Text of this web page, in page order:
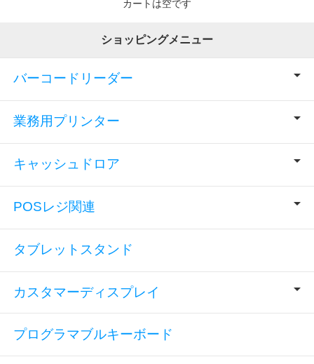
カートは空です
ショッピングメニュー
バーコードリーダー
業務用プリンター
キャッシュドロア
POSレジ関連
タブレットスタンド
カスタマーディスプレイ
プログラマブルキーボード